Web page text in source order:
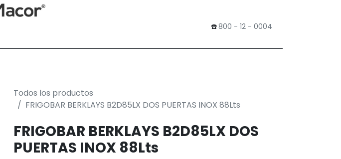
​☎️800 - 12 - 0004
Todos los productos
FRIGOBAR BERKLAYS B2D85LX DOS PUERTAS INOX 88Lts
FRIGOBAR BERKLAYS B2D85LX DOS
PUERTAS INOX 88Lts